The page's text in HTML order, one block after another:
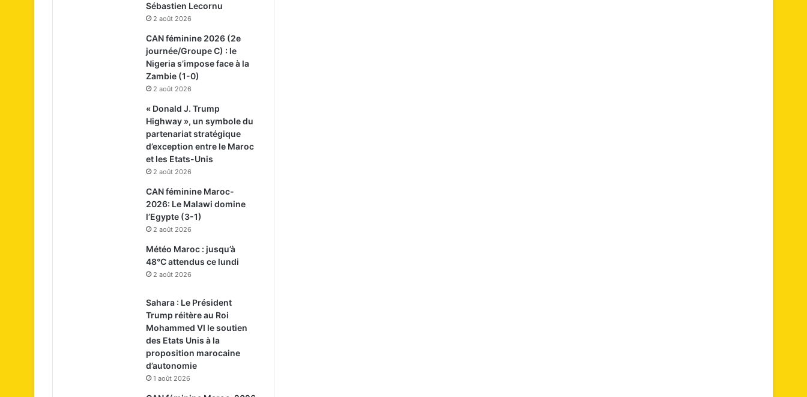
Sébastien Lecornu
2 août 2026
CAN féminine 2026 (2e
journée/Groupe C) : le
Nigeria s’impose face à la
Zambie (1-0)
2 août 2026
« Donald J. Trump
Highway », un symbole du
partenariat stratégique
d’exception entre le Maroc
et les Etats-Unis
2 août 2026
CAN féminine Maroc-
2026: Le Malawi domine
l’Egypte (3-1)
2 août 2026
Météo Maroc : jusqu’à
48°C attendus ce lundi
2 août 2026
Sahara : Le Président
Trump réitère au Roi
Mohammed VI le soutien
des Etats Unis à la
proposition marocaine
d’autonomie
1 août 2026